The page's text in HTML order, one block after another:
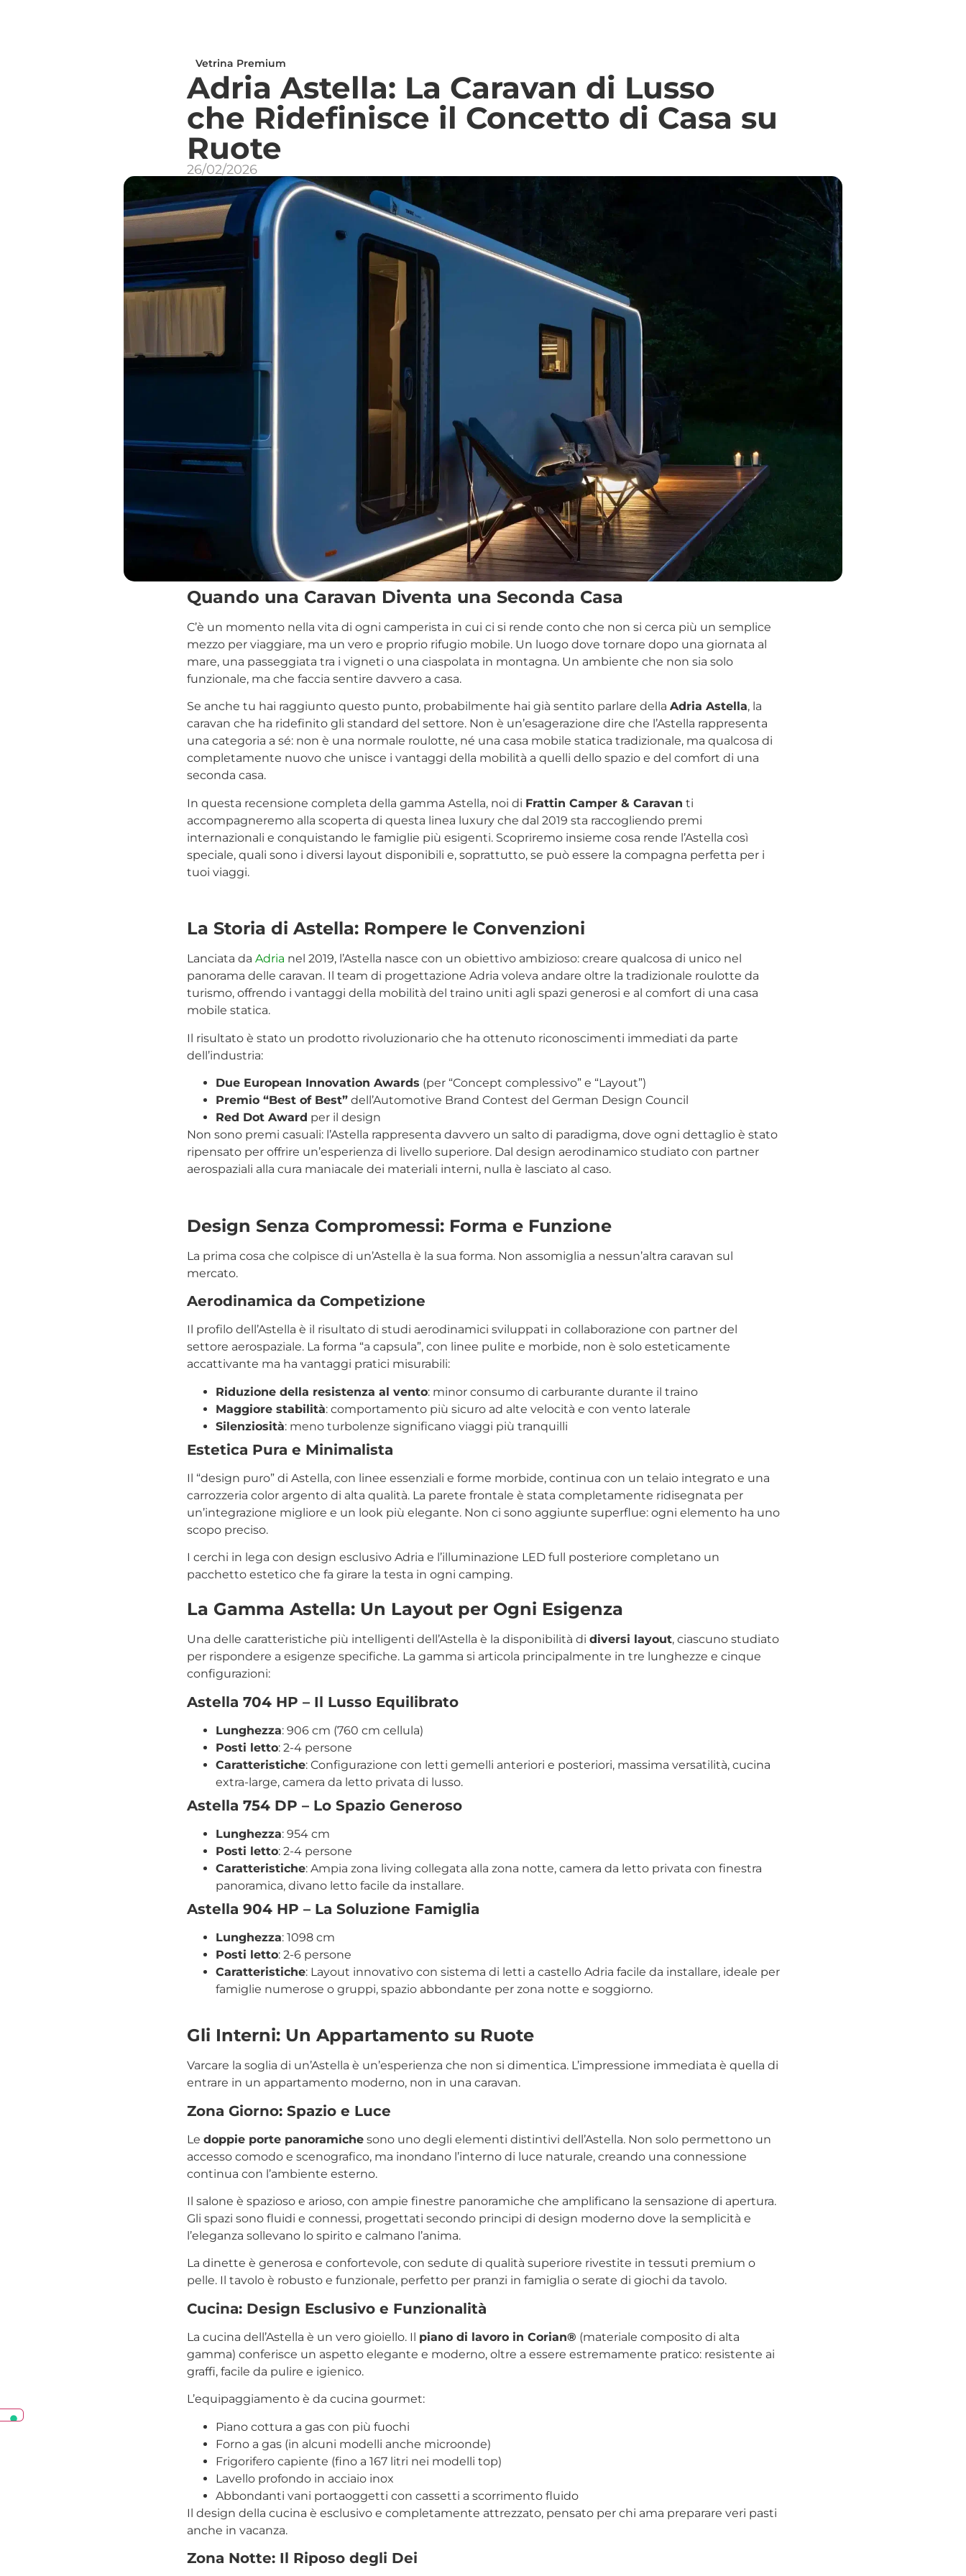
Vetrina Premium
Adria Astella: La Caravan di Lusso
che Ridefinisce il Concetto di Casa su
Ruote
26/02/2026
Quando una Caravan Diventa una Seconda Casa
C’è un momento nella vita di ogni camperista in cui ci si rende conto che non si cerca più un semplice
mezzo per viaggiare, ma un vero e proprio rifugio mobile. Un luogo dove tornare dopo una giornata al
mare, una passeggiata tra i vigneti o una ciaspolata in montagna. Un ambiente che non sia solo
funzionale, ma che faccia sentire davvero a casa.
Se anche tu hai raggiunto questo punto, probabilmente hai già sentito parlare della Adria Astella, la
caravan che ha ridefinito gli standard del settore. Non è un’esagerazione dire che l’Astella rappresenta
una categoria a sé: non è una normale roulotte, né una casa mobile statica tradizionale, ma qualcosa di
completamente nuovo che unisce i vantaggi della mobilità a quelli dello spazio e del comfort di una
seconda casa.
In questa recensione completa della gamma Astella, noi di Frattin Camper & Caravan ti
accompagneremo alla scoperta di questa linea luxury che dal 2019 sta raccogliendo premi
internazionali e conquistando le famiglie più esigenti. Scopriremo insieme cosa rende l’Astella così
speciale, quali sono i diversi layout disponibili e, soprattutto, se può essere la compagna perfetta per i
tuoi viaggi.
La Storia di Astella: Rompere le Convenzioni
Lanciata da Adria nel 2019, l’Astella nasce con un obiettivo ambizioso: creare qualcosa di unico nel
panorama delle caravan. Il team di progettazione Adria voleva andare oltre la tradizionale roulotte da
turismo, offrendo i vantaggi della mobilità del traino uniti agli spazi generosi e al comfort di una casa
mobile statica.
Il risultato è stato un prodotto rivoluzionario che ha ottenuto riconoscimenti immediati da parte
dell’industria:
Due European Innovation Awards (per “Concept complessivo” e “Layout”)
Premio “Best of Best”dell’Automotive Brand Contest del German Design Council
Red Dot Award per il design
Non sono premi casuali: l’Astella rappresenta davvero un salto di paradigma, dove ogni dettaglio è stato
ripensato per offrire un’esperienza di livello superiore. Dal design aerodinamico studiato con partner
aerospaziali alla cura maniacale dei materiali interni, nulla è lasciato al caso.
Design Senza Compromessi: Forma e Funzione
La prima cosa che colpisce di un’Astella è la sua forma. Non assomiglia a nessun’altra caravan sul
mercato.
Aerodinamica da Competizione
Il profilo dell’Astella è il risultato di studi aerodinamici sviluppati in collaborazione con partner del
settore aerospaziale. La forma “a capsula”, con linee pulite e morbide, non è solo esteticamente
accattivante ma ha vantaggi pratici misurabili:
Riduzione della resistenza al vento: minor consumo di carburante durante il traino
Maggiore stabilità: comportamento più sicuro ad alte velocità e con vento laterale
Silenziosità: meno turbolenze significano viaggi più tranquilli
Estetica Pura e Minimalista
Il “design puro” di Astella, con linee essenziali e forme morbide, continua con un telaio integrato e una
carrozzeria color argento di alta qualità. La parete frontale è stata completamente ridisegnata per
un’integrazione migliore e un look più elegante. Non ci sono aggiunte superflue: ogni elemento ha uno
scopo preciso.
I cerchi in lega con design esclusivo Adria e l’illuminazione LED full posteriore completano un
pacchetto estetico che fa girare la testa in ogni camping.
La Gamma Astella: Un Layout per Ogni Esigenza
Una delle caratteristiche più intelligenti dell’Astella è la disponibilità di diversi layout, ciascuno studiato
per rispondere a esigenze specifiche. La gamma si articola principalmente in tre lunghezze e cinque
configurazioni:
Astella 704 HP – Il Lusso Equilibrato
Lunghezza: 906 cm (760 cm cellula)
Posti letto: 2-4 persone
Caratteristiche: Configurazione con letti gemelli anteriori e posteriori, massima versatilità, cucina
extra-large, camera da letto privata di lusso.
Astella 754 DP – Lo Spazio Generoso
Lunghezza: 954 cm
Posti letto: 2-4 persone
Caratteristiche: Ampia zona living collegata alla zona notte, camera da letto privata con finestra
panoramica, divano letto facile da installare.
Astella 904 HP – La Soluzione Famiglia
Lunghezza: 1098 cm
Posti letto: 2-6 persone
Caratteristiche: Layout innovativo con sistema di letti a castello Adria facile da installare, ideale per
famiglie numerose o gruppi, spazio abbondante per zona notte e soggiorno.
Gli Interni: Un Appartamento su Ruote
Varcare la soglia di un’Astella è un’esperienza che non si dimentica. L’impressione immediata è quella di
entrare in un appartamento moderno, non in una caravan.
Zona Giorno: Spazio e Luce
Le doppie porte panoramichesono uno degli elementi distintivi dell’Astella. Non solo permettono un
accesso comodo e scenografico, ma inondano l’interno di luce naturale, creando una connessione
continua con l’ambiente esterno.
Il salone è spazioso e arioso, con ampie finestre panoramiche che amplificano la sensazione di apertura.
Gli spazi sono fluidi e connessi, progettati secondo principi di design moderno dove la semplicità e
l’eleganza sollevano lo spirito e calmano l’anima.
La dinette è generosa e confortevole, con sedute di qualità superiore rivestite in tessuti premium o
pelle. Il tavolo è robusto e funzionale, perfetto per pranzi in famiglia o serate di giochi da tavolo.
Cucina: Design Esclusivo e Funzionalità
La cucina dell’Astella è un vero gioiello. Il piano di lavoro in Corian® (materiale composito di alta
gamma) conferisce un aspetto elegante e moderno, oltre a essere estremamente pratico: resistente ai
graffi, facile da pulire e igienico.
L’equipaggiamento è da cucina gourmet:
Piano cottura a gas con più fuochi
Forno a gas (in alcuni modelli anche microonde)
Frigorifero capiente (fino a 167 litri nei modelli top)
Lavello profondo in acciaio inox
Abbondanti vani portaoggetti con cassetti a scorrimento fluido
Il design della cucina è esclusivo e completamente attrezzato, pensato per chi ama preparare veri pasti
anche in vacanza.
Zona Notte: Il Riposo degli Dei